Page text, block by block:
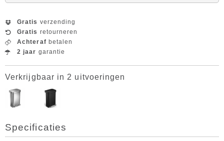
Gratis verzending
Gratis retourneren
Achteraf betalen
2 jaar garantie
Verkrijgbaar in 2 uitvoeringen
Specificaties